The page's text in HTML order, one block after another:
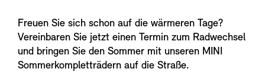
Freuen Sie sich schon auf die wärmeren Tage?
Vereinbaren Sie jetzt einen Termin zum Radwechsel
und bringen Sie den Sommer mit unseren MINI
Sommerkompletträdern auf die Straße.